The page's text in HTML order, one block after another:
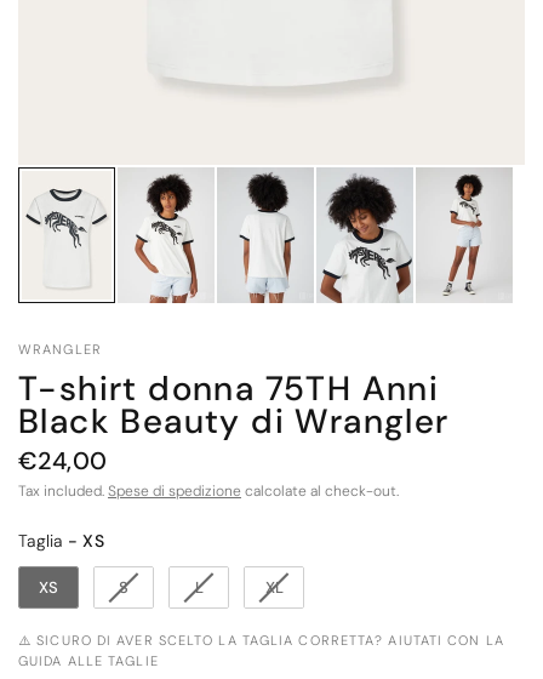
WRANGLER
T-shirt donna 75TH Anni
Black Beauty di Wrangler
€24,00
Tax included.Spese di spedizione calcolate al check-out.
Taglia
Taglia - XS
XS S L XL
⚠️ SICURO DI AVER SCELTO LA TAGLIA CORRETTA? AIUTATI CON LA
GUIDA ALLE TAGLIE